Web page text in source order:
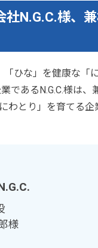
社N.G.C.様、
「ひな」を健康な「
であるN.G.C.様は
わとり」を育てる
様